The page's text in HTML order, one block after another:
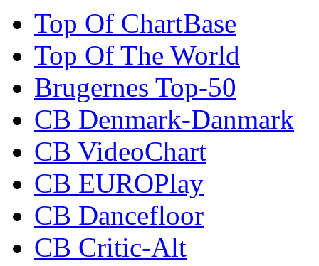
Top Of ChartBase
Top Of The World
Brugernes Top-50
CB Denmark-Danmark
CB VideoChart
CB EUROPlay
CB Dancefloor
CB Critic-Alt